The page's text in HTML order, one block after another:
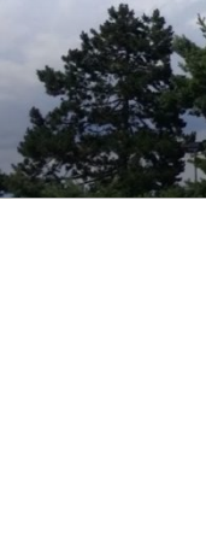
contenu
principal